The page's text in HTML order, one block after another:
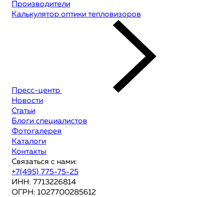
Производители
Калькулятор оптики тепловизоров
Пресс-центр
Новости
Статьи
Блоги специалистов
Фотогалерея
Каталоги
Контакты
Связаться с нами:
+7(495) 775-75-25
ИНН: 7713226814
ОГРН: 1027700285612